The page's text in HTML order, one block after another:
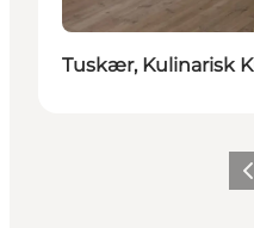
Tuskær, Kulinarisk